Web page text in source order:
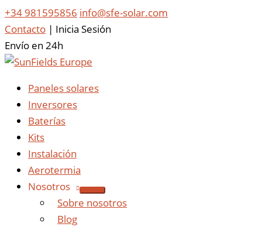
+34 981595856 info@sfe-solar.com
Contacto | Inicia Sesión
Envío en 24h
Paneles solares
Inversores
Baterías
Kits
Instalación
Aerotermia
Nosotros
Sobre nosotros
Blog